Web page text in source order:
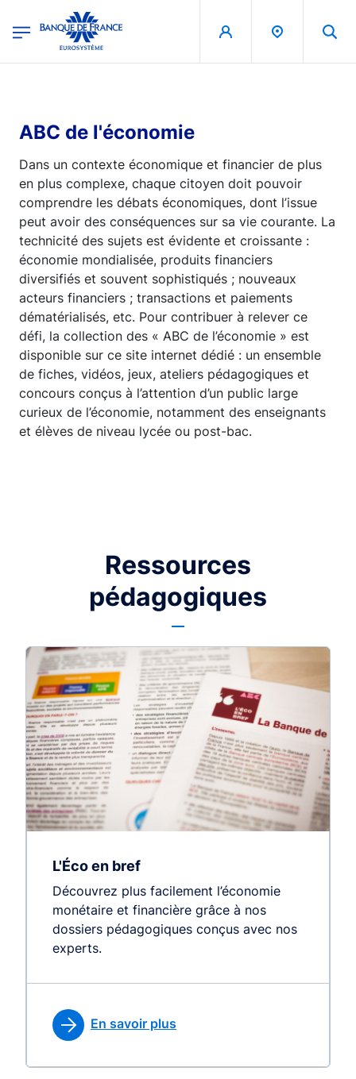
Banque de France - Menu Principal
ABC de l'économie
Dans un contexte économique et financier de plus
en plus complexe, chaque citoyen doit pouvoir
comprendre les débats économiques, dont l’issue
peut avoir des conséquences sur sa vie courante. La
technicité des sujets est évidente et croissante :
économie mondialisée, produits financiers
diversifiés et souvent sophistiqués ; nouveaux
acteurs financiers ; transactions et paiements
dématérialisés, etc. Pour contribuer à relever ce
défi, la collection des « ABC de l’économie » est
disponible sur ce site internet dédié : un ensemble
de fiches, vidéos, jeux, ateliers pédagogiques et
concours conçus à l’attention d’un public large
curieux de l’économie, notamment des enseignants
et élèves de niveau lycée ou post-bac.
Ressources
pédagogiques
L'Éco en bref
Découvrez plus facilement l’économie
monétaire et financière grâce à nos
dossiers pédagogiques conçus avec nos
experts.
En savoir plus